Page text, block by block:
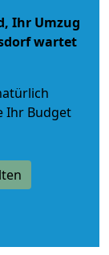
Ihr Umzug
wartet
Ihr Budget